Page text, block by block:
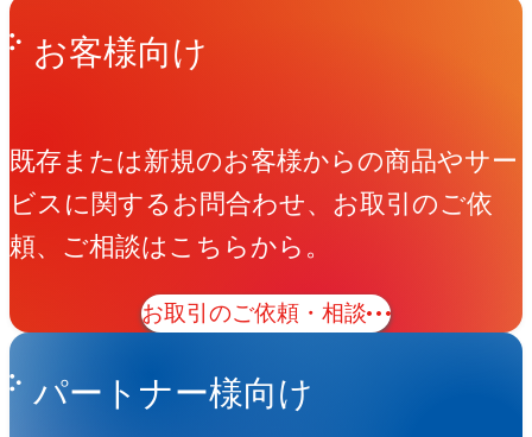
お客様向け
既存または新規のお客様からの商品やサー
ビスに関するお問合わせ、お取引のご依
頼、ご相談はこちらから。
お取引のご依頼・相談
パートナー様向け